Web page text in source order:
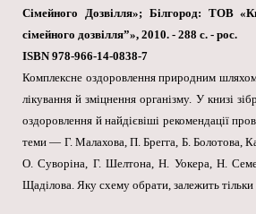
Сімейного Дозвілля»; Білгород: ТОВ
сімейного дозвілля”», 2010. - 288 с. - рос.
ISBN 978-966-14-0838-7
Комплексне оздоровлення природним
лікування й зміцнення організму. У книзі
оздоровлення й найдієвіші рекомендації
теми — Г. Малахова, П. Брегга, Б. Болотова,
О. Суворіна, Г. Шелтона, Н. Уокера, Н.
Щаділова. Яку схему обрати, залежить тільки